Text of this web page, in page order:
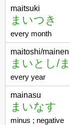
maitsuki
まいつき
every month
maitoshi/mainen
まいとし/
every year
mainasu
まいなす
minus ; negative